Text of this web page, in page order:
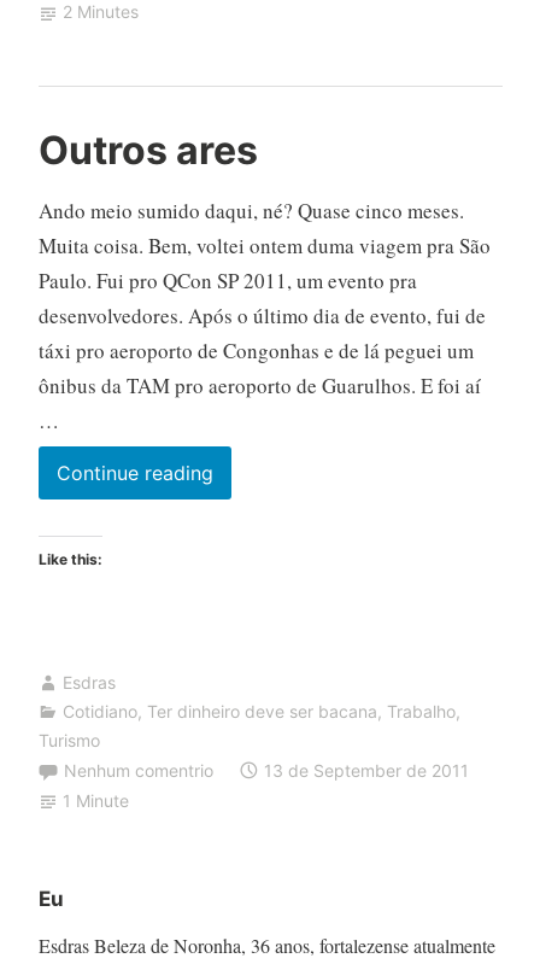
2 Minutes
Outros ares
Ando meio sumido daqui, né? Quase cinco meses.
Muita coisa. Bem, voltei ontem duma viagem pra São
Paulo. Fui pro QCon SP 2011, um evento pra
desenvolvedores. Após o último dia de evento, fui de
táxi pro aeroporto de Congonhas e de lá peguei um
ônibus da TAM pro aeroporto de Guarulhos. E foi aí
…
Continue readingOutros
ares
Like this:
Esdras
Cotidiano, Ter dinheiro deve ser bacana, Trabalho,
Turismo
Nenhum comentrio
13 de September de 2011
1 Minute
Eu
Esdras Beleza de Noronha, 36 anos, fortalezense atualmente